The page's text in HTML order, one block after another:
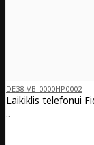
DE38-VB-0000HP0002
Laikiklis telefonui
..